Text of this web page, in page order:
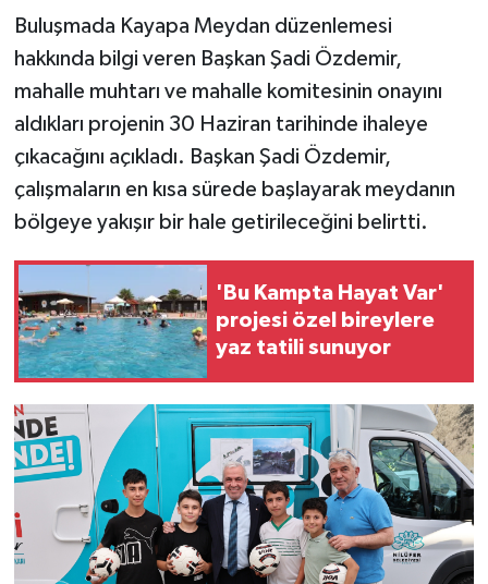
Buluşmada Kayapa Meydan düzenlemesi
hakkında bilgi veren Başkan Şadi Özdemir,
mahalle muhtarı ve mahalle komitesinin onayını
aldıkları projenin 30 Haziran tarihinde ihaleye
çıkacağını açıkladı. Başkan Şadi Özdemir,
çalışmaların en kısa sürede başlayarak meydanın
bölgeye yakışır bir hale getirileceğini belirtti.
'Bu Kampta Hayat Var'
projesi özel bireylere
yaz tatili sunuyor